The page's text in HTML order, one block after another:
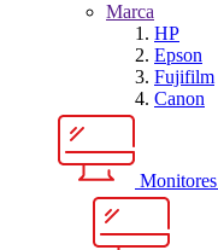
Marca
HP
Epson
Fujifilm
Canon
Monitores